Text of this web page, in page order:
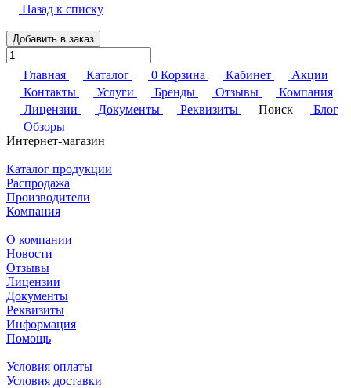
Назад к списку
Добавить в заказ
Главная Каталог 0 Корзина Кабинет
Акции
Контакты
Услуги Бренды Отзывы
Компания
Лицензии
Документы Реквизиты Поиск
Блог
Обзоры
Интернет-магазин
Каталог продукции
Распродажа
Производители
Компания
О компании
Новости
Отзывы
Лицензии
Документы
Реквизиты
Информация
Помощь
Условия оплаты
Условия доставки